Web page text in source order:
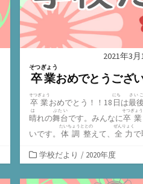
2021年3月
卒業
そつぎょう
おめでとうござ
卒業
そつぎょう
おめでとう！！18 日
にち
は最後
さいご
晴
は
れの舞台
ぶたい
です。みんなに卒
そつぎょ
いです。 体調整
たいちょうととの
えて、 全力
ぜんりょく
で
カ
テ
ゴ
学校だより / 2020年度